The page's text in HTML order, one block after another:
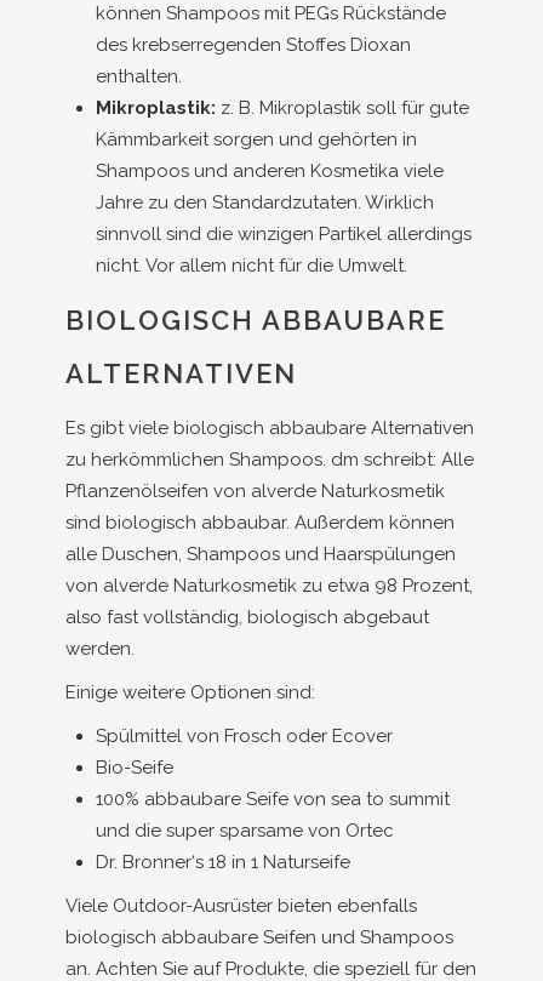
können Shampoos mit PEGs Rückstände
des krebserregenden Stoffes Dioxan
enthalten.
Mikroplastik: z. B. Mikroplastik soll für gute
Kämmbarkeit sorgen und gehörten in
Shampoos und anderen Kosmetika viele
Jahre zu den Standardzutaten. Wirklich
sinnvoll sind die winzigen Partikel allerdings
nicht. Vor allem nicht für die Umwelt.
BIOLOGISCH ABBAUBARE
ALTERNATIVEN
Es gibt viele biologisch abbaubare Alternativen
zu herkömmlichen Shampoos. dm schreibt: Alle
Pflanzenölseifen von alverde Naturkosmetik
sind biologisch abbaubar. Außerdem können
alle Duschen, Shampoos und Haarspülungen
von alverde Naturkosmetik zu etwa 98 Prozent,
also fast vollständig, biologisch abgebaut
werden.
Einige weitere Optionen sind:
Spülmittel von Frosch oder Ecover
Bio-Seife
100% abbaubare Seife von sea to summit
und die super sparsame von Ortec
Dr. Bronner‘s 18 in 1 Naturseife
Viele Outdoor-Ausrüster bieten ebenfalls
biologisch abbaubare Seifen und Shampoos
an. Achten Sie auf Produkte, die speziell für den